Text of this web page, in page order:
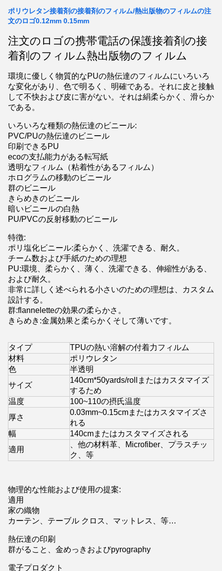
ポリウレタン接着剤の接着剤のフィルム/熱出版物のフィルムの注
文のロゴ0.12mm 0.15mm
注文のロゴの携帯電話の保護接着剤の接
着剤のフィルム熱出版物のフィルム
環境に優しく物質的なPUの熱伝達のフィルムにいろいろ
な変化があり、色で明るく、明確である。それに皮と接触
して不快および皮に害がない。それは絹柔らかく、滑らか
である。
いろいろな種類の熱伝達のビニール:
PVC/PUの熱伝達のビニール
印刷できるPU
ecoの支払能力がある転写紙
透明なフィルム（粘着性があるフィルム）
ホログラムの移動のビニール
群のビニール
きらめきのビニール
暗いビニールの白熱
PU/PVCの反射移動のビニール
特徴:
ポリ塩化ビニール:柔らかく、洗濯できる、耐久。
チーム数および手紙のための理想
PU:環境、柔らかく、薄く、洗濯できる、伸縮性がある、
および耐久。
非常に詳しく述べられる小さいのための理想は、カスタム
設計する。
群:flanneletteの効果の柔らかさ。
きらめき:金属効果と柔らかくそして薄いです。
タイプ
TPUの熱い溶解の付着力フィルム
材料
ポリウレタン
色
半透明
サイズ
140cm*50yards/rollまたはカスタマイズ
するため
温度
100~110の摂氏温度
厚さ
0.03mm~0.15cmまたはカスタマイズさ
れる
幅
140cmまたはカスタマイズされる
適用
、他の材料革、Microfiber、プラスチッ
ク、等
物理的な性能および使用の提案:
適用
家の織物
カーテン、テーブル クロス、マットレス、等…
熱伝達の印刷
群がること、金めっきおよびpyrography
電子プロダクト